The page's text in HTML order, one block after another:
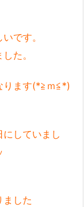
です。
た。
ります(*≧ｍ≦*)
していまし
ました